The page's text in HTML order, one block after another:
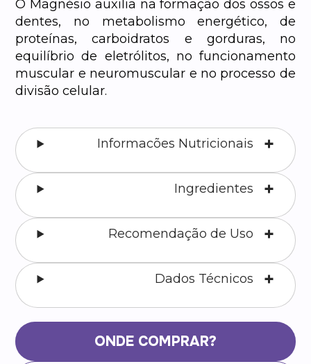
O Magnésio auxilia na formação dos ossos e
dentes, no metabolismo energético, de
proteínas, carboidratos e gorduras, no
equilíbrio de eletrólitos, no funcionamento
muscular e neuromuscular e no processo de
divisão celular.
Informacões Nutricionais
Ingredientes
Recomendação de Uso
Dados Técnicos
ONDE COMPRAR?